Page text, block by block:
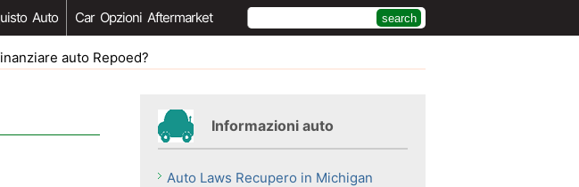
Auto Car Opzioni Aftermarket
auto Repoed?
Informazioni auto
Auto Laws Recupero in Michigan